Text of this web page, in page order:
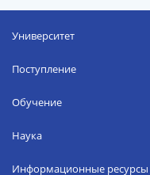
Университет
Поступление
Обучение
Наука
Информационные ресурсы